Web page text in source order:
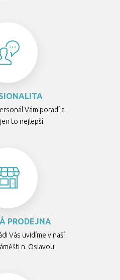
Vám poradí a
to nejlepší.
PRODEJNA
Vás uvidíme v naší
n. Oslavou.